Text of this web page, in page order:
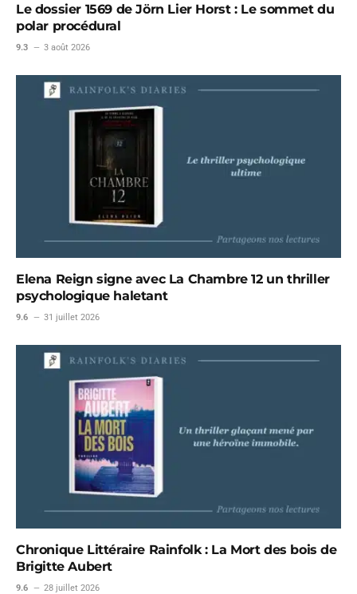
Le dossier 1569 de Jörn Lier Horst : Le sommet du
polar procédural
9.3 3 août 2026
Elena Reign signe avec La Chambre 12 un thriller
psychologique haletant
9.6 31 juillet 2026
Chronique Littéraire Rainfolk : La Mort des bois de
Brigitte Aubert
9.6 28 juillet 2026